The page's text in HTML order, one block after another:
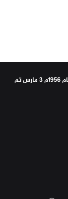
©2026 النقابي الجنوبي - جميع الحقوق محفوظة عام 1956م 3 مارس تم